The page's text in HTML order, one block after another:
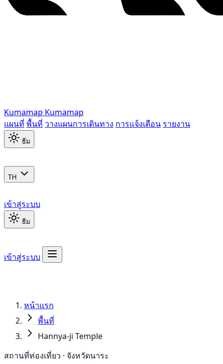
Kumamap Kumamap
แผนที่ พื้นที่ วางแผนการเดินทาง การแจ้งเตือน รายงาน
ธีม
TH
เข้าสู่ระบบ
ธีม
เข้าสู่ระบบ
หน้าแรก
พื้นที่
Hannya-ji Temple
สถานที่ท่องเที่ยว · จังหวัดนาระ